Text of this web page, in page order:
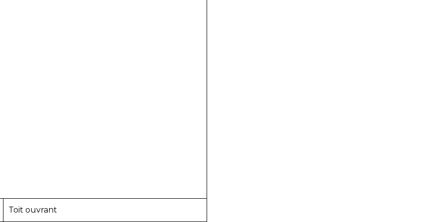
Toit ouvrant